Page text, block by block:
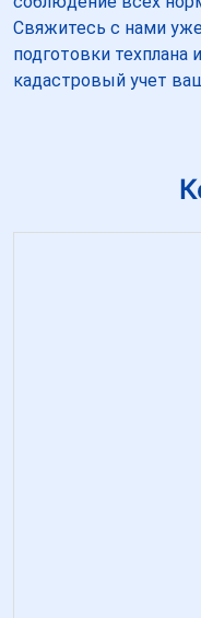
Свяжитесь с нами
подготовки
кадастровый учет